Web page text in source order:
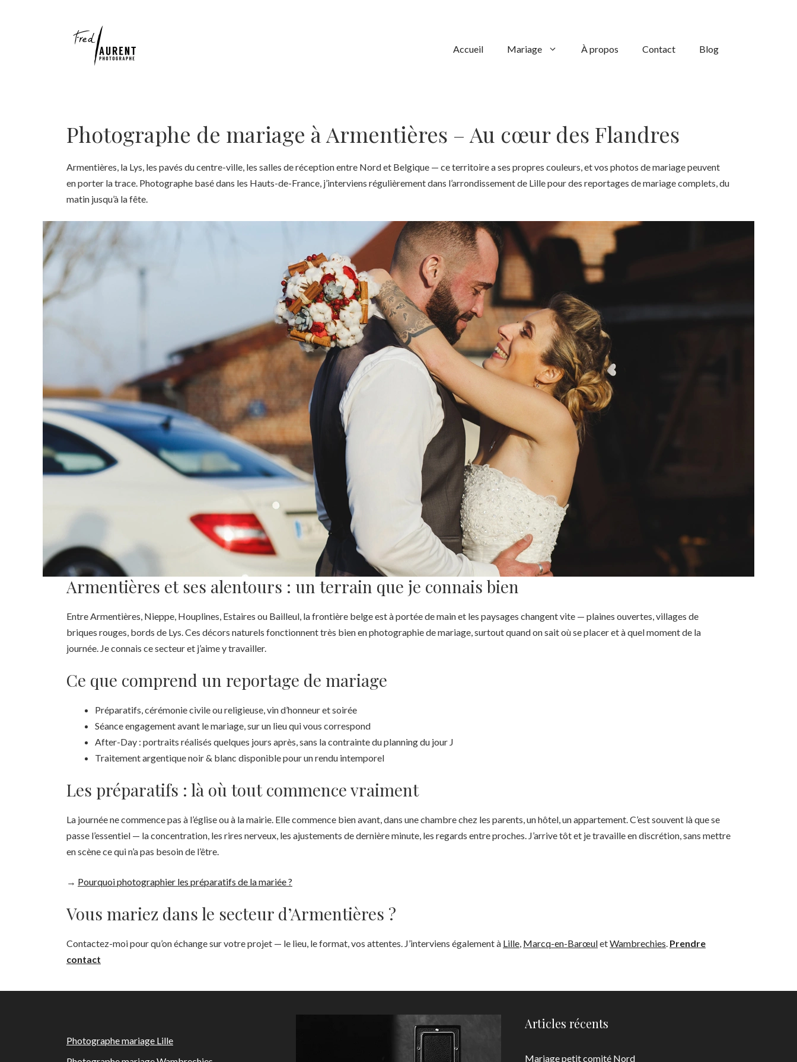
Accueil
Mariage À propos Contact Blog
Photographe de mariage à Armentières – Au cœur des Flandres
Armentières, la Lys, les pavés du centre-ville, les salles de réception entre Nord et Belgique — ce territoire a ses propres couleurs, et vos photos de mariage peuvent
en porter la trace. Photographe basé dans les Hauts-de-France, j’interviens régulièrement dans l’arrondissement de Lille pour des reportages de mariage complets, du
matin jusqu’à la fête.
Armentières et ses alentours : un terrain que je connais bien
Entre Armentières, Nieppe, Houplines, Estaires ou Bailleul, la frontière belge est à portée de main et les paysages changent vite — plaines ouvertes, villages de
briques rouges, bords de Lys. Ces décors naturels fonctionnent très bien en photographie de mariage, surtout quand on sait où se placer et à quel moment de la
journée. Je connais ce secteur et j’aime y travailler.
Ce que comprend un reportage de mariage
Préparatifs, cérémonie civile ou religieuse, vin d’honneur et soirée
Séance engagement avant le mariage, sur un lieu qui vous correspond
After-Day : portraits réalisés quelques jours après, sans la contrainte du planning du jour J
Traitement argentique noir & blanc disponible pour un rendu intemporel
Les préparatifs : là où tout commence vraiment
La journée ne commence pas à l’église ou à la mairie. Elle commence bien avant, dans une chambre chez les parents, un hôtel, un appartement. C’est souvent là que se
passe l’essentiel — la concentration, les rires nerveux, les ajustements de dernière minute, les regards entre proches. J’arrive tôt et je travaille en discrétion, sans mettre
en scène ce qui n’a pas besoin de l’être.
→ Pourquoi photographier les préparatifs de la mariée ?
Vous mariez dans le secteur d’Armentières ?
Contactez-moi pour qu’on échange sur votre projet — le lieu, le format, vos attentes. J’interviens également à Lille, Marcq-en-BarœuletWambrechies. Prendre
contact
Photographe mariage Lille
Articles récents
Mariage petit comité Nord